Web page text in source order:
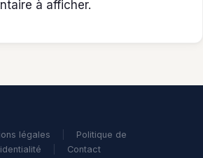
à afficher.
légales
Politique de
Contact